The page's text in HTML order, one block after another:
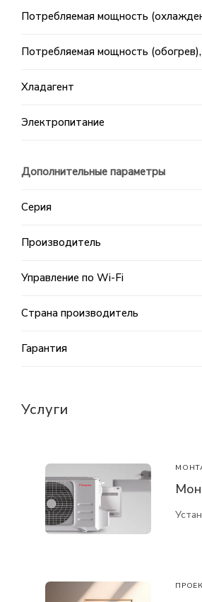
Потребляемая мощность
Потребляемая мощность
Хладагент
Электропитание
Дополнительные параметры
Серия
Производитель
Управление по Wi-Fi
Страна производитель
Гарантия
Услуги